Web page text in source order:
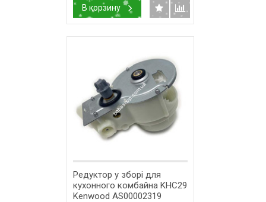
В корзину
Редуктор у зборі для
кухонного комбайна KHC29
Kenwood AS00002319